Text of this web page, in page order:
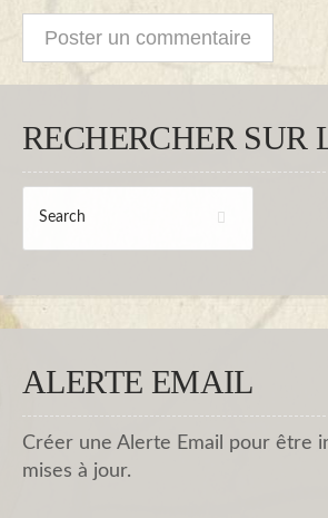
RECHERCHER SUR
ALERTE EMAIL
Créer une Alerte Email pour être
mises à jour.